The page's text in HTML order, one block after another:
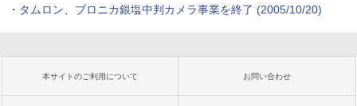
・ タムロン、ブロニカ銀塩中判カメラ事業を終了 (2005/10/20)
本サイトのご利用について お問い合わせ